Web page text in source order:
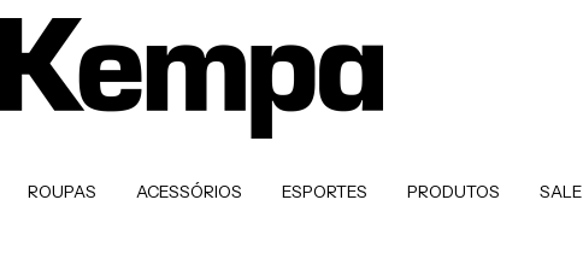
ROUPAS ACESSÓRIOS ESPORTES PRODUTOS SALE